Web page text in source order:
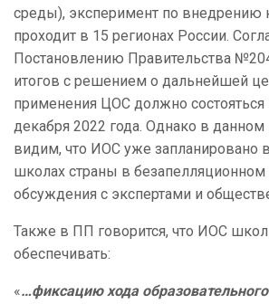
среды), эксперимент по внедрению
проходит в 15 регионах России.
Постановлению Правительства
итогов с решением о дальнейшей
применения ЦОС должно состояться
декабря 2022 года. Однако в
видим, что ИОС уже запланировано
школах страны в безапелляционном
обсуждения с экспертами и
Также в ПП говорится, что ИОС
обеспечивать:
«…фиксацию хода